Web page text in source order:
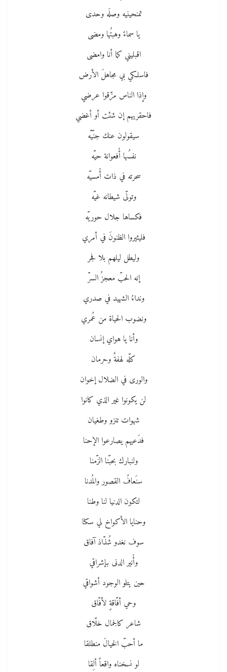
تمنحينيه وصلَه وحدى
يا سماءً وهبتُها ومضى
اقبليني كما أنا وامضى
فاسلكي بي مجاهلَ الأرض
وإذا الناس مزّقوا عرضي
فاحقريهم إن شئت أو أغضي
سيقولون عنك جنّيّه
نفسُها أُفعوانة حيّه
سحرته في ذات أُمسيّه
وتولّى شيطانه غيّه
فكساها جلال حوريّه
فليثيروا الظنونَ في أمري
وليطل ليلهم بلا فجر
إنه الحبّ معجزُ السرّ
ونداءُ الشهيد في صدري
ونضوب الحياة من عُمري
وأنا يا هواي إنسان
كلّه لهفةٌ وحرمان
والورى في الضلال إخوان
لن يكونوا غير الذي كانوا
شهوات تنزو وطغيان
فدَعيهم يصارعوا الإحنا
ولنبارك بحبّنا الزّمنا
سنَعافُ القصور والمُدنا
لتكون الدنيا لنا وطنا
وحنايا الأكواخ لي سكنا
سوف نغدو شُذّاذ آفاق
وأُنير الدنى بإشراقي
حين يتلو الوجود أشواقي
وحي أفّاقةٍ لأفّاق
شاعر كالجمال خلّاق
ما أحبّ الخيالَ منطلقا
لو نسخناه واقعاً ألِقا